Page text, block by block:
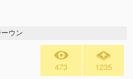
ウン
473 1235